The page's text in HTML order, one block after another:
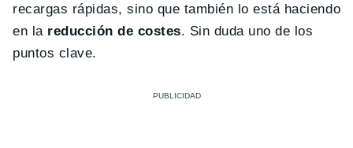
recargas rápidas, sino que también lo está haciendo
en la reducción de costes. Sin duda uno de los
puntos clave.